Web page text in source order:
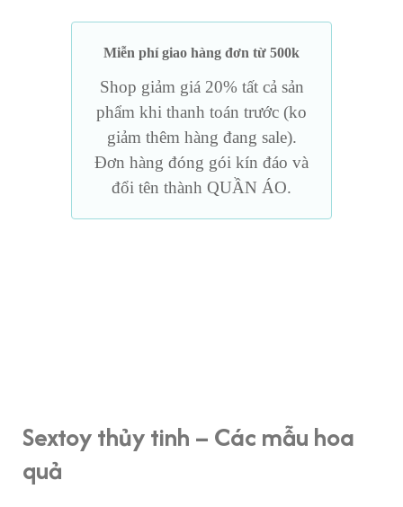
Miễn phí giao hàng đơn từ 500k
Shop giảm giá 20% tất cả sản
phẩm khi thanh toán trước (ko
giảm thêm hàng đang sale).
Đơn hàng đóng gói kín đáo và
đổi tên thành QUẦN ÁO.
Sextoy thủy tinh – Các mẫu hoa
quả